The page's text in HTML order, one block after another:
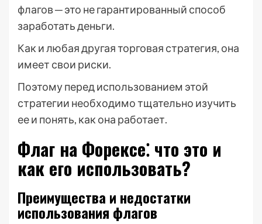
флагов ─ это не гарантированный способ
заработать деньги.
Как и любая другая торговая стратегия, она
имеет свои риски.
Поэтому перед использованием этой
стратегии необходимо тщательно изучить
ее и понять, как она работает.
Флаг на Форексе⁚ что это и
как его использовать?
Преимущества и недостатки
использования флагов